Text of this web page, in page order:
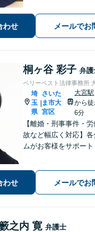
実績あり」最適な債
案【分割・後払い応相
わせ メールでお
桐ヶ谷 彩子 弁護
ベリーベスト法律事務所
埼
玉
県
|
さいた
ま市大
宮区
大宮駅
から
6分
【離婚・刑事事件・
故など幅広く対応】
ムがお客様をサポート
わせ メールでお
之内 寛 弁護士